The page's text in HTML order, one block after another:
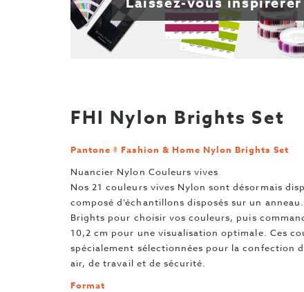
FHI Nylon Brights Set
Pantone ® Fashion & Home Nylon Brights Set
Nuancier Nylon Couleurs vives
Nos 21 couleurs vives Nylon sont désormais
composé d’échantillons disposés sur un
Brights pour choisir vos couleurs, puis
10,2 cm pour une visualisation optimale. Ces
spécialement sélectionnées pour la confection
air, de travail et de sécurité.
Format